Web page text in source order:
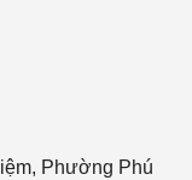
Phường Phú